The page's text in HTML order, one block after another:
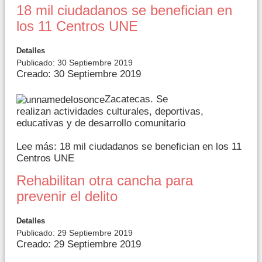
18 mil ciudadanos se benefician en
los 11 Centros UNE
Detalles
Publicado: 30 Septiembre 2019
Creado: 30 Septiembre 2019
Zacatecas. Se
realizan actividades culturales, deportivas,
educativas y de desarrollo comunitario
Lee más: 18 mil ciudadanos se benefician en los 11
Centros UNE
Rehabilitan otra cancha para
prevenir el delito
Detalles
Publicado: 29 Septiembre 2019
Creado: 29 Septiembre 2019